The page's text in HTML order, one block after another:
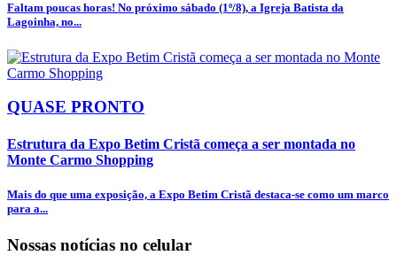
Faltam poucas horas! No próximo sábado (1º/8), a Igreja Batista da
Lagoinha, no...
QUASE PRONTO
Estrutura da Expo Betim Cristã começa a ser montada no
Monte Carmo Shopping
Mais do que uma exposição, a Expo Betim Cristã destaca-se como um marco
para a...
Nossas notícias no celular